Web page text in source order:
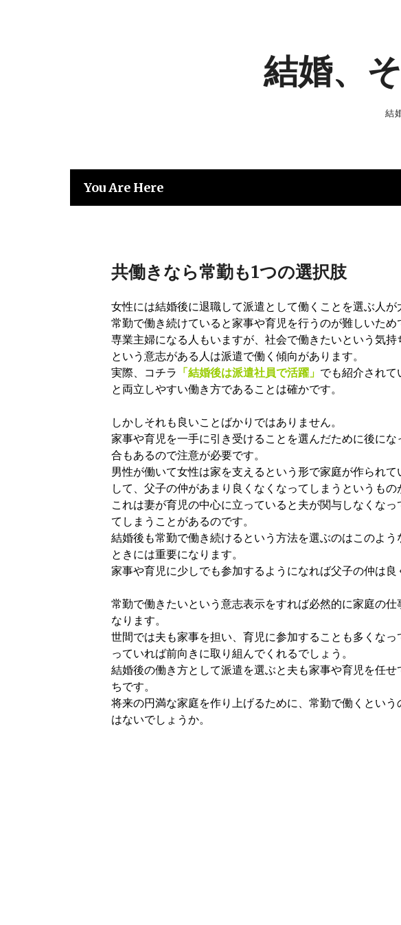
結婚、
結
You Are Here
共働きなら常勤も1つの選択肢
女性には結婚後に退職して派遣として働くことを選ぶ人が
常勤で働き続けていると家事や育児を行うのが難しいため
専業主婦になる人もいますが、社会で働きたいという気
という意志がある人は派遣で働く傾向があります。
実際、コチラ 「結婚後は派遣社員で活躍」 でも紹介され
と両立しやすい働き方であることは確かです。
しかしそれも良いことばかりではありません。
家事や育児を一手に引き受けることを選んだために後に
合もあるので注意が必要です。
男性が働いて女性は家を支えるという形で家庭が作られ
して、父子の仲があまり良くなくなってしまうというもの
これは妻が育児の中心に立っていると夫が関与しなくな
てしまうことがあるのです。
結婚後も常勤で働き続けるという方法を選ぶのはこのよ
ときには重要になります。
家事や育児に少しでも参加するようになれば父子の仲は良
常勤で働きたいという意志表示をすれば必然的に家庭の
なります。
世間では夫も家事を担い、育児に参加することも多くな
っていれば前向きに取り組んでくれるでしょう。
結婚後の働き方として派遣を選ぶと夫も家事や育児を任
ちです。
将来の円満な家庭を作り上げるために、常勤で働くとい
はないでしょうか。